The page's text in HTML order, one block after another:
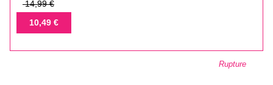
Prix
base
14,99 €
Prix10,49 €
Rupture